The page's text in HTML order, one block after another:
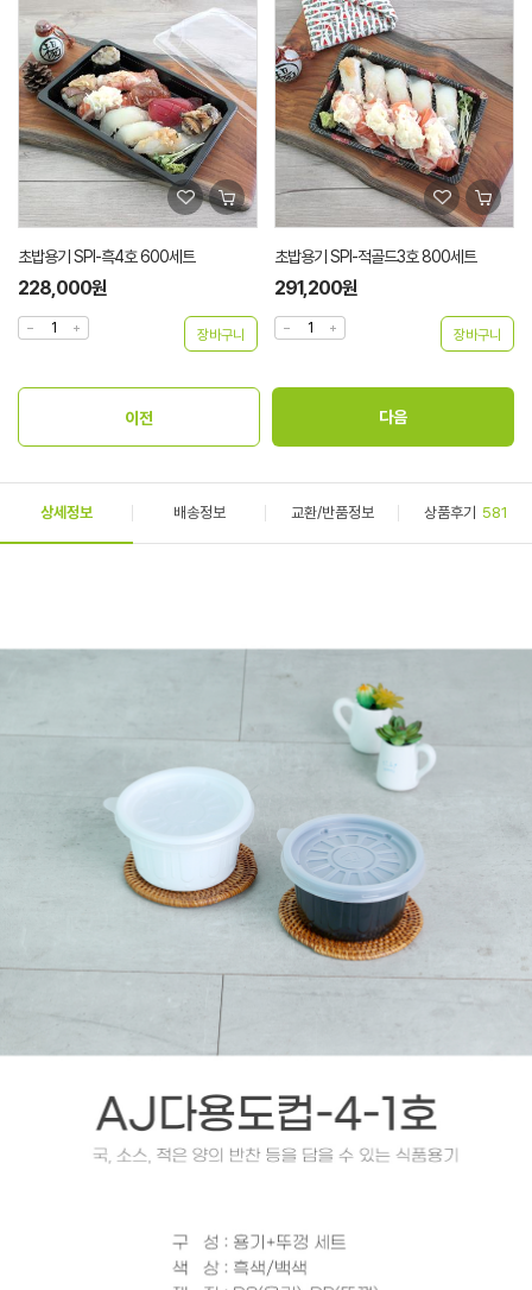
초밥용기 SPI-흑4호 600세트
228,000원
초밥용기 SPI-적골드3호 800세트
291,200원
상세정보 배송정보 교환/반품정보 상품후기 581